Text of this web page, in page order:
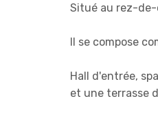
Situé au rez-de-
Il se compose
Hall d'entrée,
et une terrasse